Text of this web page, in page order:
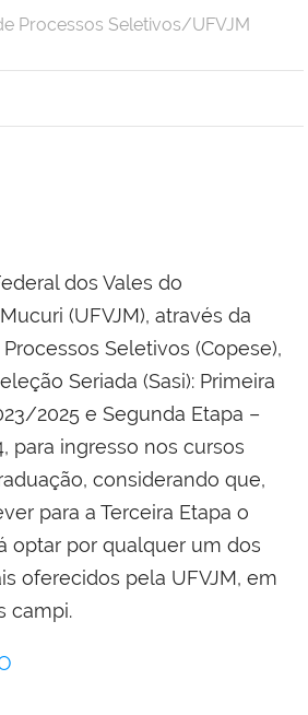
Processos Seletivos/UFVJM
dos Vales do
(UFVJM), através da
Seletivos (Copese),
Seriada (Sasi): Primeira
2025 e Segunda Etapa –
para ingresso nos cursos
considerando que,
para a Terceira Etapa o
optar por qualquer um dos
oferecidos pela UFVJM, em
campi.